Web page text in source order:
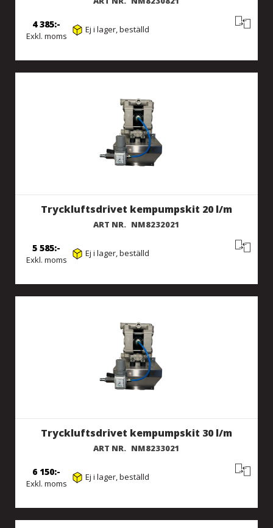
Exkl. moms
4 385 Ej i lager, beställd
Tryckluftsdrivet kempumpskit 20 l/m
ART NR. NM8232021
Exkl. moms
5 585 Ej i lager, beställd
Tryckluftsdrivet kempumpskit 30 l/m
ART NR. NM8233021
Exkl. moms
6 150 Ej i lager, beställd